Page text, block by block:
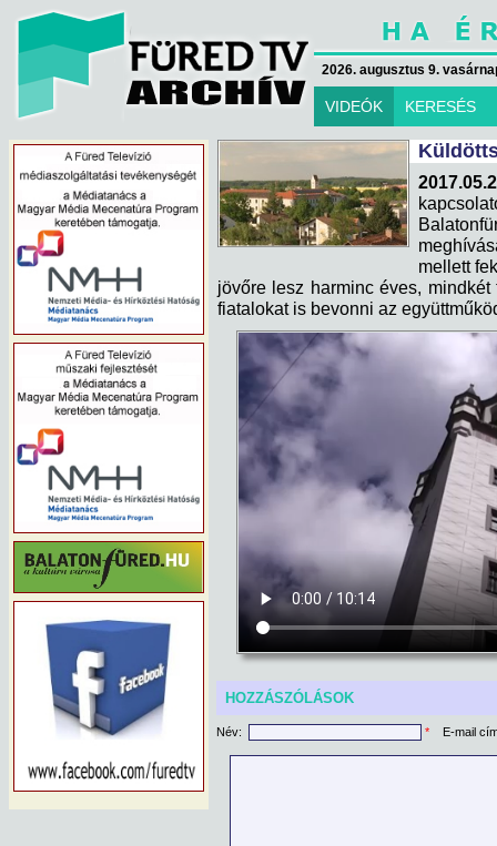
2026. augusztus 9.
VIDEÓK KERESÉS
mellett
jövőre lesz harminc éves,
fiatalokat is bevonni az
HOZZÁSZÓLÁSOK
Név: * E-mail